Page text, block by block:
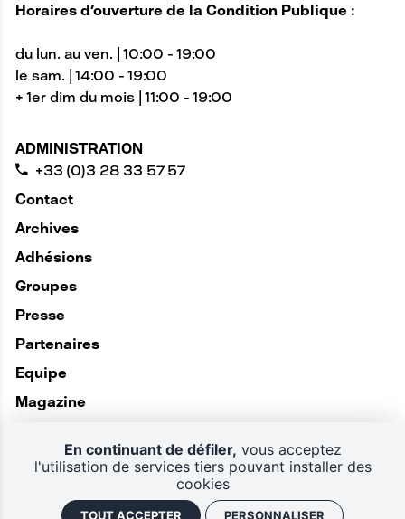
Horaires d'ouverture de la Condition Publique :
du lun. au ven. | 10:00 - 19:00
le sam. | 14:00 - 19:00
+ 1er dim du mois | 11:00 - 19:00
ADMINISTRATION
+33 (0)3 28 33 57 57
Contact
Archives
Adhésions
Groupes
Presse
Partenaires
Equipe
Magazine
En continuant de défiler, vous acceptez
l'utilisation de services tiers pouvant installer des
cookies
TOUT ACCEPTER PERSONNALISER